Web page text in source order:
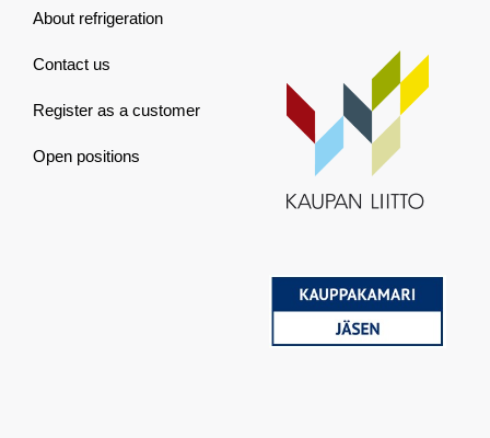
About refrigeration
Contact us
Register as a customer
Open positions